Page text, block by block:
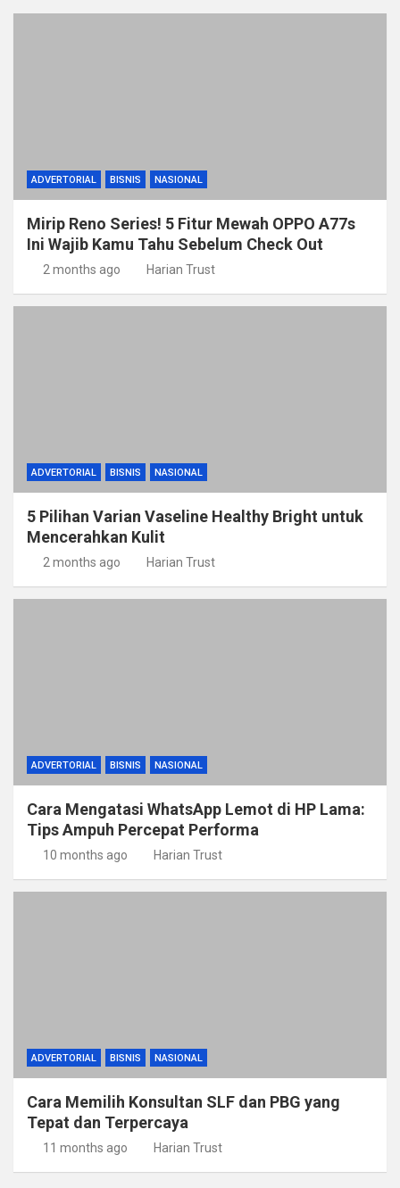
ADVERTORIAL BISNIS NASIONAL
Mirip Reno Series! 5 Fitur Mewah OPPO A77s
Ini Wajib Kamu Tahu Sebelum Check Out
2 months ago Harian Trust
ADVERTORIAL BISNIS NASIONAL
5 Pilihan Varian Vaseline Healthy Bright untuk
Mencerahkan Kulit
2 months ago Harian Trust
ADVERTORIAL BISNIS NASIONAL
Cara Mengatasi WhatsApp Lemot di HP Lama:
Tips Ampuh Percepat Performa
10 months ago Harian Trust
ADVERTORIAL BISNIS NASIONAL
Cara Memilih Konsultan SLF dan PBG yang
Tepat dan Terpercaya
11 months ago Harian Trust